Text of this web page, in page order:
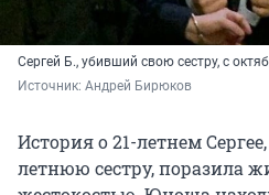
Сергей Б., убивший свою сестру, с
Источник: Андрей Бирюков
История о 21-летнем
летнюю сестру, поразила